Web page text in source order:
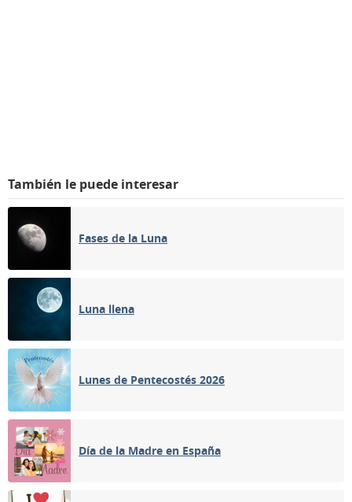
También le puede interesar
Fases de la Luna
Luna llena
Lunes de Pentecostés 2026
Día de la Madre en España